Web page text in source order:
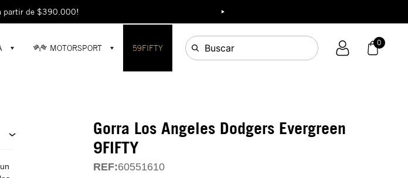
partir de $390.000!
la tienda oficial de New Era en Colombia!
MOTORSPORT 59FIFTY Buscar 0
Gorra Los Angeles Dodgers Evergreen
9FIFTY
REF:60551610